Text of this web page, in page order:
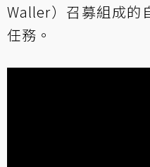
Waller）召募組成的
任務。